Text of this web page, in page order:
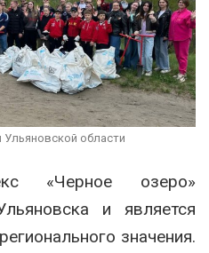
области
«Черное озеро»
и является
значения.